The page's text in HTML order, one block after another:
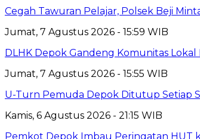
Cegah Tawuran Pelajar, Polsek Beji
Jumat, 7 Agustus 2026 - 15:59 WIB
DLHK Depok Gandeng Komunitas
Jumat, 7 Agustus 2026 - 15:55 WIB
U-Turn Pemuda Depok Ditutup Setiap
Kamis, 6 Agustus 2026 - 21:15 WIB
Pemkot Depok Imbau Peringatan HUT